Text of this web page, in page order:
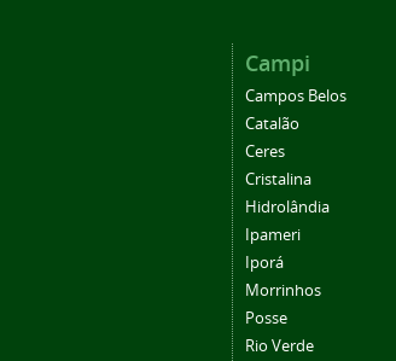
Campi
Campos Belos
Catalão
Ceres
Cristalina
Hidrolândia
Ipameri
Iporá
Morrinhos
Posse
Rio Verde